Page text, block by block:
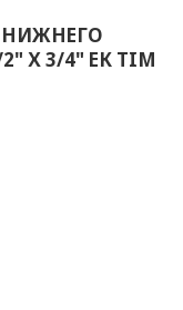
НИЖНЕГО
Х 3/4" ЕК TIM